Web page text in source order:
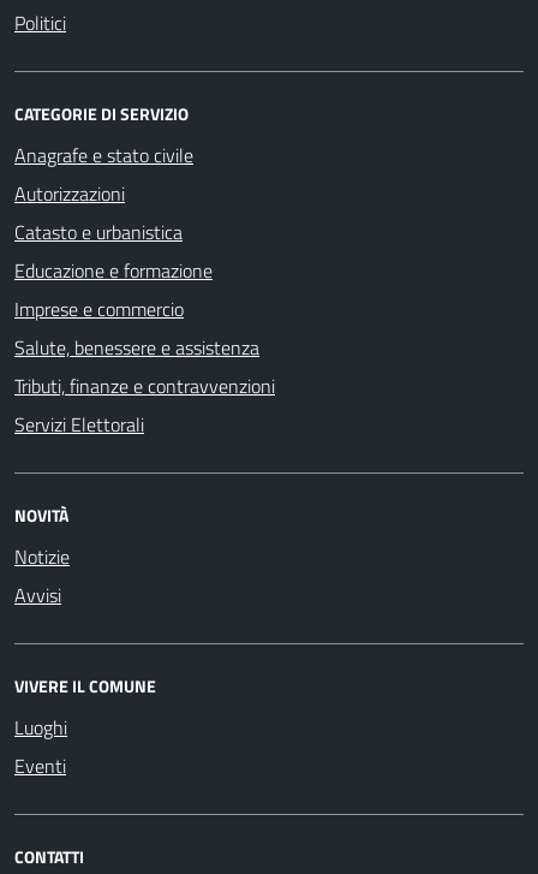
Politici
CATEGORIE DI SERVIZIO
Anagrafe e stato civile
Autorizzazioni
Catasto e urbanistica
Educazione e formazione
Imprese e commercio
Salute, benessere e assistenza
Tributi, finanze e contravvenzioni
Servizi Elettorali
NOVITÀ
Notizie
Avvisi
VIVERE IL COMUNE
Luoghi
Eventi
CONTATTI